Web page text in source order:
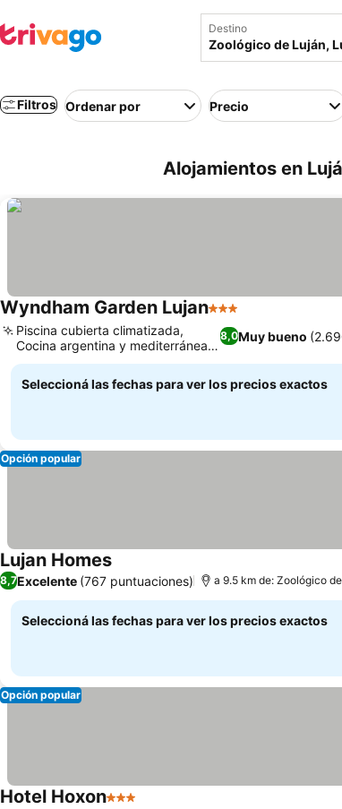
Destino
Filtros Ordenar por Precio
Alojamientos en
Wyndham Garden Lujan3 Estrellas
8,0Muy bueno
Piscina cubierta climatizada,
Cocina argentina y mediterránea
auténtica
Seleccioná las fechas para ver los precios exactos
Opción popular
Lujan HomesVer precios
8,7Excelente (767 puntuaciones) a 9.5 km de: Zoológico
Seleccioná las fechas para ver los precios exactos
Opción popular
Hotel Hoxon